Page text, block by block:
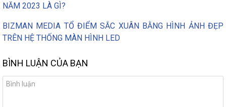
NĂM 2023 LÀ GÌ?
BIZMAN MEDIA TỔ ĐIỂM SẮC XUÂN BẰNG HÌNH ẢNH ĐẸP
TRÊN HỆ THỐNG MÀN HÌNH LED
BÌNH LUẬN CỦA BẠN